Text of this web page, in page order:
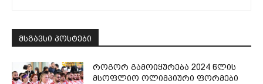
მსგავსი პოსტები
როგორ გამოიყურება 2024 წლის
მსოფლიო ოლიმპიური ფორმები